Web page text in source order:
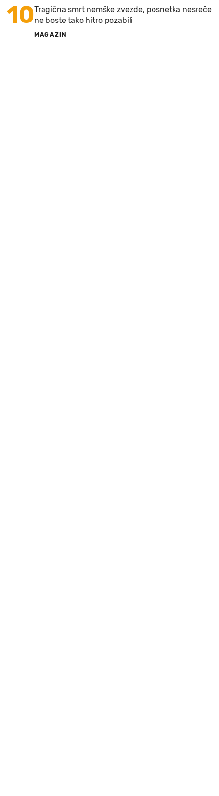
10Tragična smrt nemške zvezde, posnetka nesreče
ne boste tako hitro pozabili
MAGAZIN